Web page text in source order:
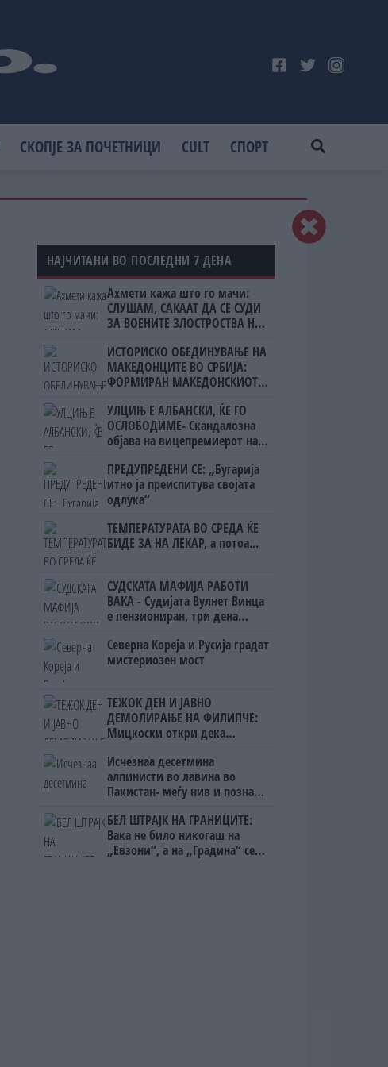
СКОПЈЕ ЗА ПОЧЕТНИЦИ CULT СПОРТ
НАЈЧИТАНИ ВО ПОСЛЕДНИ 7 ДЕНА
Ахмети кажа што го мачи:
СЛУШАМ, САКААТ ДА СЕ СУДИ
ЗА ВОЕНИТЕ ЗЛОСТРОСТВА НА
ИСТОРИСКО ОБЕДИНУВАЊЕ НА
МАКЕДОНЦИТЕ ВО СРБИЈА:
ФОРМИРАН МАКЕДОНСКИОТ
УЛЦИЊ Е АЛБАНСКИ, ЌЕ ГО
ОСЛОБОДИМЕ- Скандалозна
објава на вицепремиерот на
ПРЕДУПРЕДЕНИ СЕ: „Бугарија
итно ја преиспитува својата
одлука“
ТЕМПЕРАТУРАТА ВО СРЕДА ЌЕ
БИДЕ ЗА НА ЛЕКАР, а потоа...
СУДСКАТА МАФИЈА РАБОТИ
ВАКА - Судијата Вулнет Винца
е пензиониран, три дена
на бизнисменот Марковски
Северна Кореја и Русија градат
мистериозен мост
ТЕЖОК ДЕН И ЈАВНО
ДЕМОЛИРАЊЕ НА ФИЛИПЧЕ:
Мицкоски откри дека
ништо, освен за кеш
Исчезнаа десетмина
алпинисти во лавина во
Пакистан- меѓу нив и познат
БЕЛ ШТРАЈК НА ГРАНИЦИТЕ:
Вака не било никогаш на
„Евзони“, а на „Градина“ се